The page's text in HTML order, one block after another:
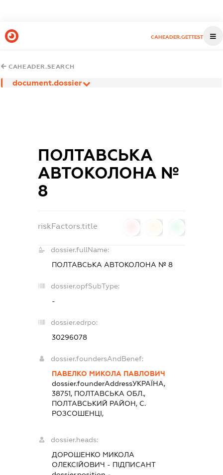
CAHEADER.GETTEST
CAHEADER.SEARCH
document.dossier
ПОЛТАВСЬКА
АВТОКОЛОНА №
8
riskFactors.title
dossier.fullName:
ПОЛТАВСЬКА АВТОКОЛОНА № 8
dossier.opfSubType:
-
dossier.edrpo:
30296078
dossier.foundersAndBenef:
ПАВЕЛКО МИКОЛА ПАВЛОВИЧ
dossier.founderAddressУКРАЇНА,
38751, ПОЛТАВСЬКА ОБЛ.,
ПОЛТАВСЬКИЙ РАЙОН, С.
РОЗСОШЕНЦІ,
dossier.heads:
ДОРОШЕНКО МИКОЛА
ОЛЕКСІЙОВИЧ - ПІДПИСАНТ